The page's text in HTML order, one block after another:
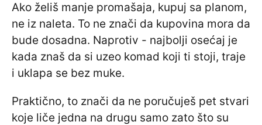
Ako želiš manje promašaja, kupuj sa planom,
ne iz naleta. To ne znači da kupovina mora da
bude dosadna. Naprotiv - najbolji osećaj je
kada znaš da si uzeo komad koji ti stoji, traje
i uklapa se bez muke.
Praktično, to znači da ne poručuješ pet stvari
koje liče jedna na drugu samo zato što su